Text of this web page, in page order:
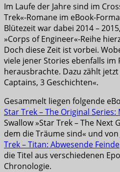
Im Laufe der Jahre sind im
Trek«-Romane im eBook-
Blütezeit war dabei 2014 –
»Corps of Engineer«-Reihe
Doch diese Zeit ist vorbei.
viele jener Stories ebenfalls
herausbrachte. Dazu zählt jetzt
Captains, 3 Geschichten«.
Gesammelt liegen folgende
Star Trek – The Original Series:
Swallow »Star Trek – The Next
dem die Träume sind« und von
Trek – Titan: Abwesende Feinde
die Titel aus verschiedenen
Chronologie.